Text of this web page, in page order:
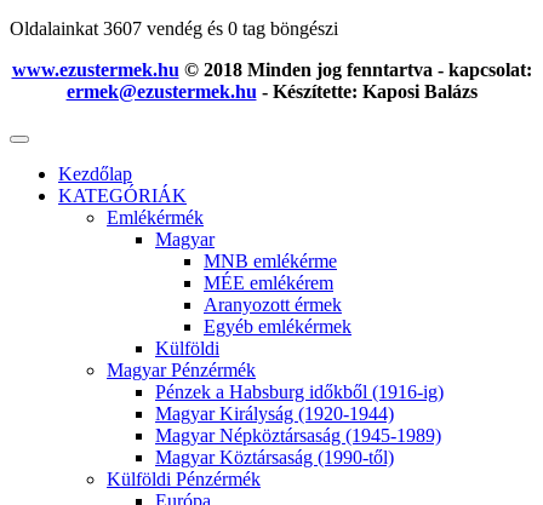
Oldalainkat 3607 vendég és 0 tag böngészi
www.ezustermek.hu © 2018 Minden jog fenntartva - kapcsolat:
ermek@ezustermek.hu - Készítette: Kaposi Balázs
Kezdőlap
KATEGÓRIÁK
Emlékérmék
Magyar
MNB emlékérme
MÉE emlékérem
Aranyozott érmek
Egyéb emlékérmek
Külföldi
Magyar Pénzérmék
Pénzek a Habsburg időkből (1916-ig)
Magyar Királyság (1920-1944)
Magyar Népköztársaság (1945-1989)
Magyar Köztársaság (1990-től)
Külföldi Pénzérmék
Európa